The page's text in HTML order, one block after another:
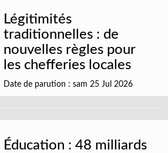
Légitimités
traditionnelles : de
nouvelles règles pour
les chefferies locales
Date de parution : sam 25 Jul 2026
Éducation : 48 milliards